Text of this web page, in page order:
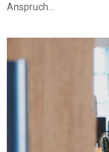
Anspruch...